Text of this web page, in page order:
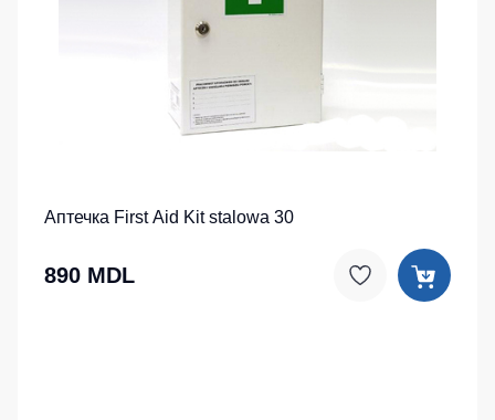
Аптечка First Aid Kit stalowa 30
890 MDL